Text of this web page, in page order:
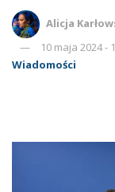
Alicja
10 maja 2024 -
Wiadomości